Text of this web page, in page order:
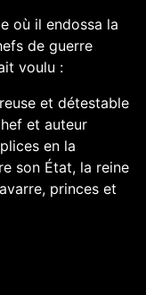
où il endossa la
de guerre
voulu :
et détestable
et auteur
en la
son État, la reine
princes et